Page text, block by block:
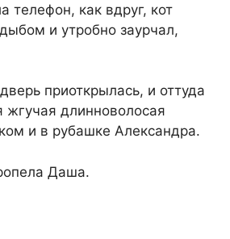
телефон, как вдруг, кот
и утробно заурчал,
приоткрылась, и оттуда
жгучая длинноволосая
и в рубашке Александра.
Даша.